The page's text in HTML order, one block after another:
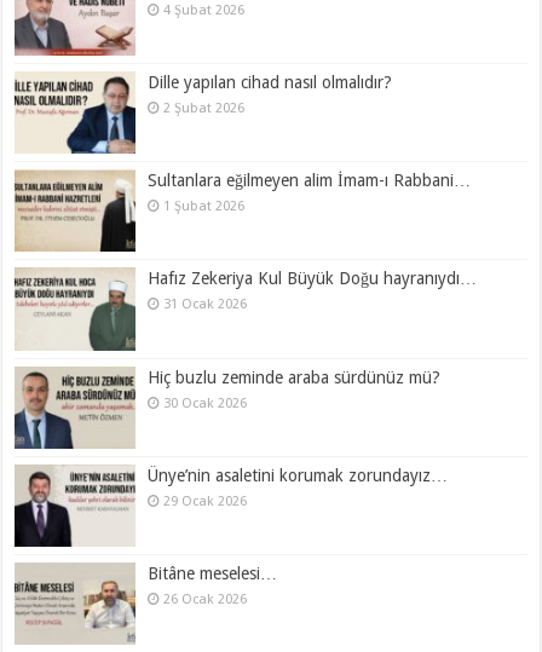
4 Şubat 2026
Dille yapılan cihad nasıl olmalıdır?
2 Şubat 2026
Sultanlara eğilmeyen alim İmam-ı Rabbani…
1 Şubat 2026
Hafız Zekeriya Kul Büyük Doğu hayranıydı…
31 Ocak 2026
Hiç buzlu zeminde araba sürdünüz mü?
30 Ocak 2026
Ünye’nin asaletini korumak zorundayız…
29 Ocak 2026
Bitâne meselesi…
26 Ocak 2026